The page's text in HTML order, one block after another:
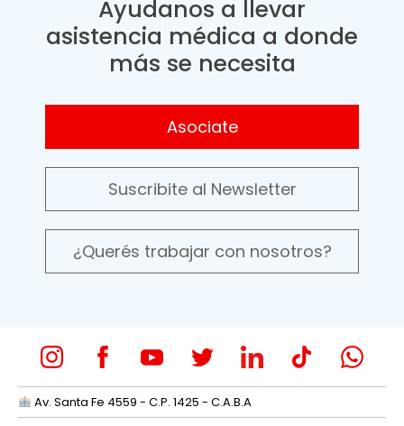
Ayudanos a llevar
asistencia médica a donde
más se necesita
Asociate
Suscribite al Newsletter
¿Querés trabajar con nosotros?
Av. Santa Fe 4559 - C.P. 1425 - C.A.B.A